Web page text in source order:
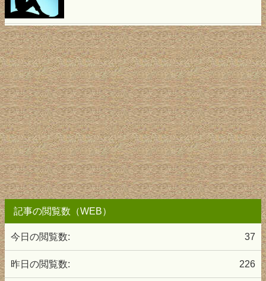
記事の閲覧数（WEB）
37
今日の閲覧数:
226
昨日の閲覧数: